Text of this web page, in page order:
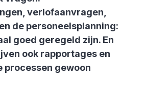
verlofaanvragen,
de personeelsplanning:
goed geregeld zijn. En
ook rapportages en
gewoon